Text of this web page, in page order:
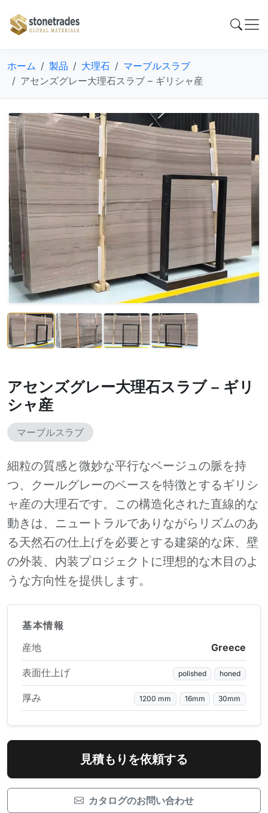
ホーム 製品 大理石
マーブルスラブ
アセンズグレー大理石スラブ – ギリシャ産
アセンズグレー大理石スラブ – ギリ
シャ産
マーブルスラブ
細粒の質感と微妙な平行なベージュの脈を持
つ、クールグレーのベースを特徴とするギリシ
ャ産の大理石です。この構造化された直線的な
動きは、ニュートラルでありながらリズムのあ
る天然石の仕上げを必要とする建築的な床、壁
の外装、内装プロジェクトに理想的な木目のよ
うな方向性を提供します。
基本情報
産地 Greece
表面仕上げ polished honed
厚み 1200 mm 16mm 30mm
見積もりを依頼する
カタログのお問い合わせ